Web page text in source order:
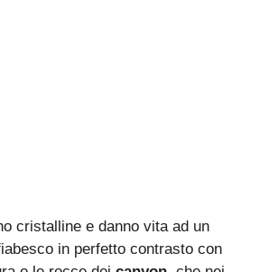
cristalline e danno vita ad un
in perfetto contrasto con